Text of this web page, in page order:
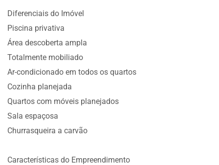
Diferenciais do Imóvel
Piscina privativa
Área descoberta ampla
Totalmente mobiliado
Ar-condicionado em todos os quartos
Cozinha planejada
Quartos com móveis planejados
Sala espaçosa
Churrasqueira a carvão
Características do Empreendimento